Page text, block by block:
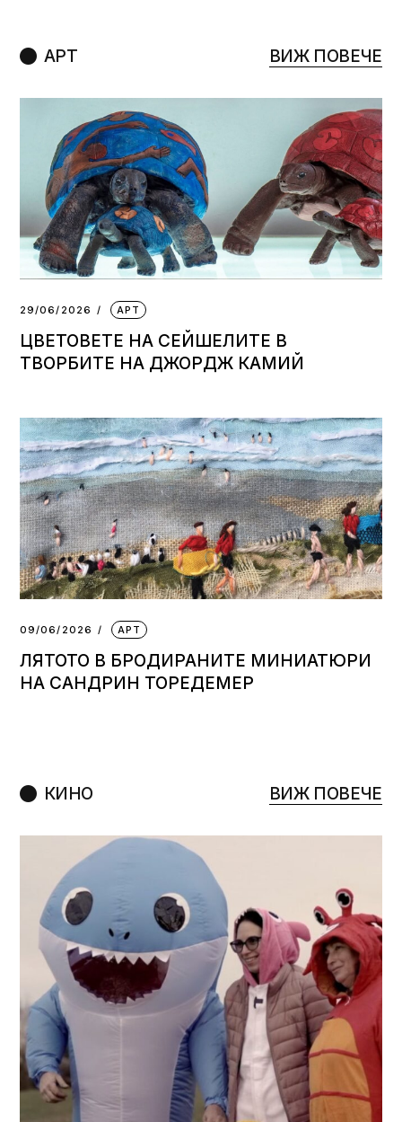
АРТ ВИЖ ПОВЕЧЕ
29/06/2026 АРТ
ЦВЕТОВЕТЕ НА СЕЙШЕЛИТЕ В
ТВОРБИТЕ НА ДЖОРДЖ КАМИЙ
09/06/2026 АРТ
ЛЯТОТО В БРОДИРАНИТЕ МИНИАТЮРИ
НА САНДРИН ТОРЕДЕМЕР
КИНО ВИЖ ПОВЕЧЕ